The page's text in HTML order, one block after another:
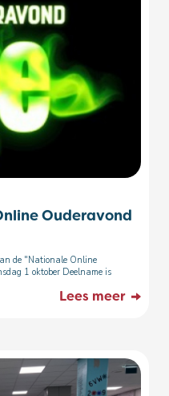
Ouderavond
de "Nationale Online
1 oktober Deelname is
Lees meer